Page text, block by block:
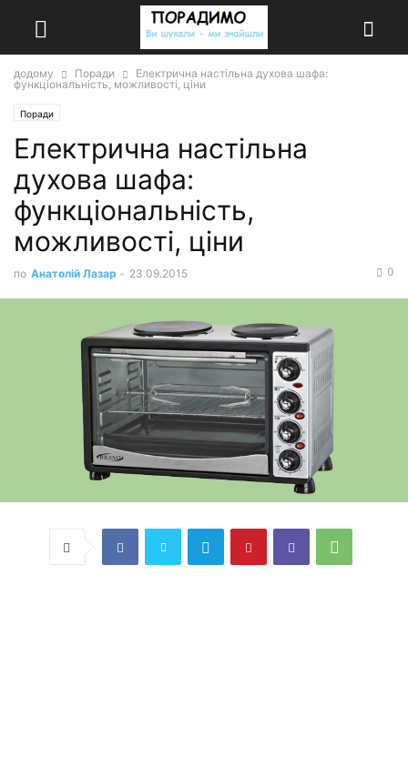
додому Поради
Електрична настільна духова шафа:
функціональність, можливості, ціни
Поради
Електрична настільна
духова шафа:
функціональність,
можливості, ціни
по Анатолій Лазар - 23.09.2015 0